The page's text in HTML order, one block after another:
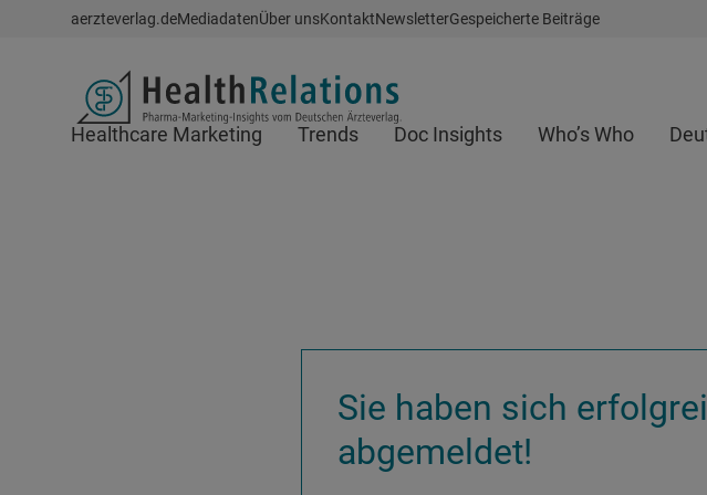
Schnellzugriff
aerzteverlag.deMediadatenÜber unsKontaktNewsletterGespeicherte Beiträge
Header
Healthcare Marketing Trends Doc Insights Who’s Who
Sie haben sich
abgemeldet!